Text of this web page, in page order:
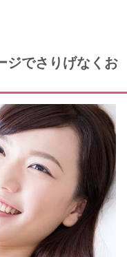
ジでさりげなくお